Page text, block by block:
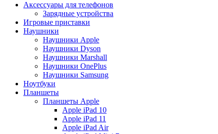
Аксессуары для телефонов
Зарядные устройства
Игровые приставки
Наушники
Наушники Apple
Наушники Dyson
Наушники Marshall
Наушники OnePlus
Наушники Samsung
Ноутбуки
Планшеты
Планшеты Apple
Apple iPad 10
Apple iPad 11
Apple iPad Air